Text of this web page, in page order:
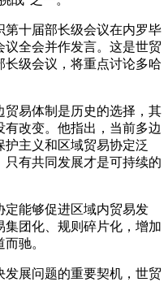
十届部长级会议在内罗毕
全会并作发言。这是世贸
长级会议，将重点讨论多哈
易体制是历史的选择，其
改变。他指出，当前多边
主义和区域贸易协定泛
有共同发展才是可持续的
能够促进区域内贸易发
集团化、规则碎片化，增加
驰。
展问题的重要契机，世贸